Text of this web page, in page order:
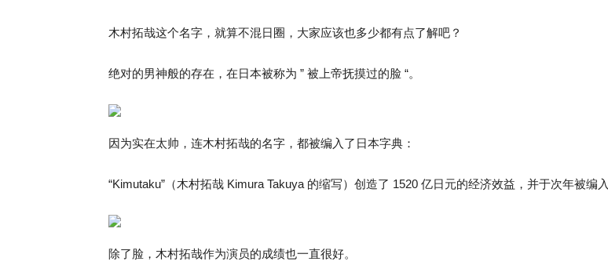
木村拓哉这个名字，就算不混日圈，大家应该也多少都有点了解吧？
绝对的男神般的存在，在日本被称为 ” 被上帝抚摸过的脸 “。
因为实在太帅，连木村拓哉的名字，都被编入了日本字典：
“Kimutaku”（木村拓哉 Kimura Takuya 的缩写）创造了 1520 亿日元的经济效益，并于次年被编入
除了脸，木村拓哉作为演员的成绩也一直很好。